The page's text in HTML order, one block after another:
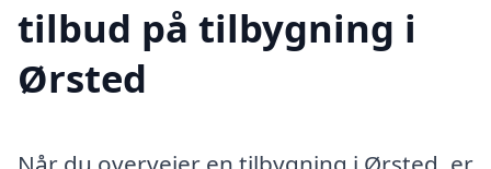
tilbud på tilbygning i
Ørsted